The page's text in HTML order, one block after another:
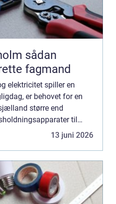
fagmand
elektricitet spiller en
er behovet for en
større end
til
sikkerhe...13 juni 2026